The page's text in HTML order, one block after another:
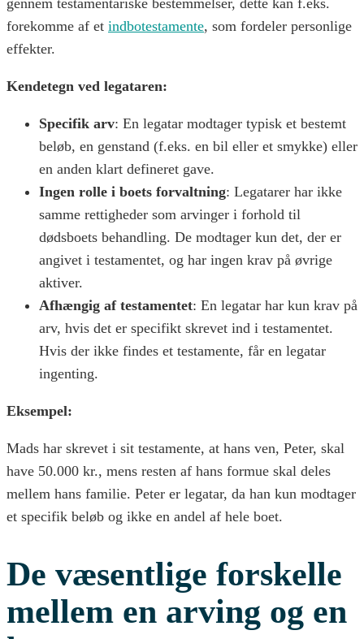
forekomme af et indbotestamente, som fordeler personlige
effekter.
Kendetegn ved legataren:
Specifik arv: En legatar modtager typisk et bestemt
beløb, en genstand (f.eks. en bil eller et smykke) eller
en anden klart defineret gave.
Ingen rolle i boets forvaltning: Legatarer har ikke
samme rettigheder som arvinger i forhold til
dødsboets behandling. De modtager kun det, der er
angivet i testamentet, og har ingen krav på øvrige
aktiver.
Afhængig af testamentet: En legatar har kun krav på
arv, hvis det er specifikt skrevet ind i testamentet.
Hvis der ikke findes et testamente, får en legatar
ingenting.
Eksempel:
Mads har skrevet i sit testamente, at hans ven, Peter, skal
have 50.000 kr., mens resten af hans formue skal deles
mellem hans familie. Peter er legatar, da han kun modtager
et specifik beløb og ikke en andel af hele boet.
De væsentlige forskelle
mellem en arving og en